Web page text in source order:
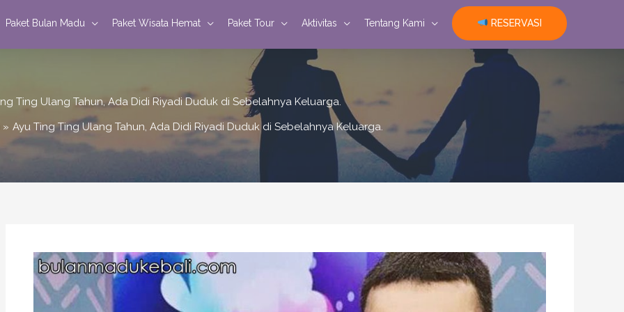
Paket Bulan Madu Paket Wisata Hemat Paket Tour Aktivitas Tentang Kami RESERVASI
Ting Ulang Tahun, Ada Didi Riyadi Duduk di Sebelahnya Keluarga.
Ayu Ting Ting Ulang Tahun, Ada Didi Riyadi Duduk di Sebelahnya Keluarga.